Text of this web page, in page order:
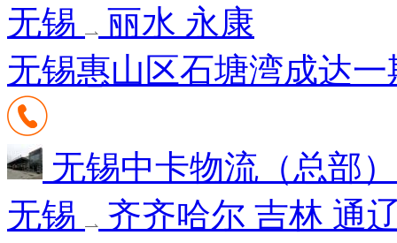
无锡
丽水 永康
无锡惠山区石塘湾成达一
无锡中卡物流（总部
无锡
齐齐哈尔 吉林 通